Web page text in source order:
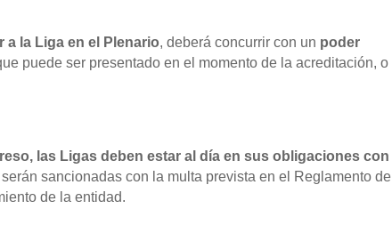
a la Liga en el Plenario, deberá concurrir con un poder
puede ser presentado en el momento de la acreditación, o
las Ligas deben estar al día en sus obligaciones con
sancionadas con la multa prevista en el Reglamento de
de la entidad.